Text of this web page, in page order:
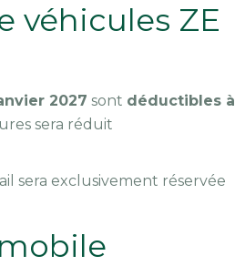
véhicules ZE
2027 sont déductibles à
sera réduit
sera exclusivement réservée